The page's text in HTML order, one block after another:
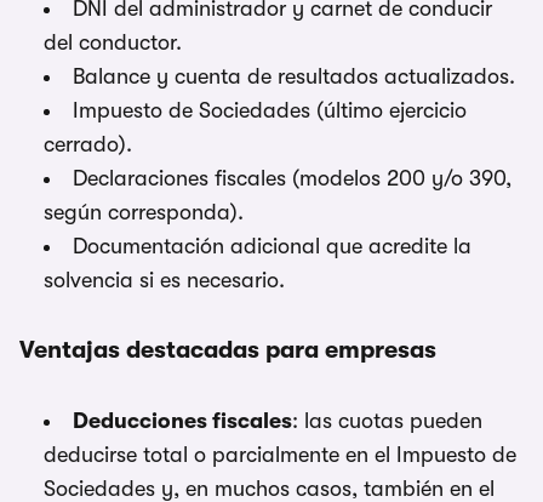
DNI del administrador y carnet de conducir
del conductor.
Balance y cuenta de resultados actualizados.
Impuesto de Sociedades (último ejercicio
cerrado).
Declaraciones fiscales (modelos 200 y/o 390,
según corresponda).
Documentación adicional que acredite la
solvencia si es necesario.
Ventajas destacadas para empresas
Deducciones fiscales: las cuotas pueden
deducirse total o parcialmente en el Impuesto de
Sociedades y, en muchos casos, también en el